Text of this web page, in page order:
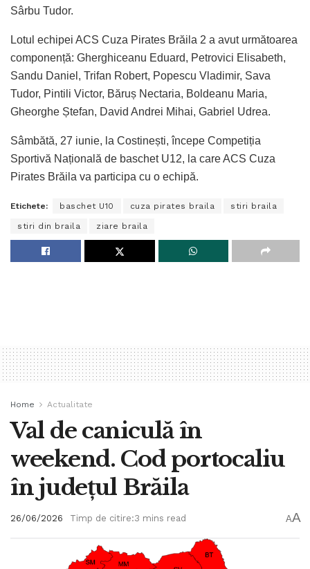
Sârbu Tudor.
Lotul echipei ACS Cuza Pirates Brăila 2 a avut următoarea
componență: Gherghiceanu Eduard, Petrovici Elisabeth,
Sandu Daniel, Trifan Robert, Popescu Vladimir, Sava
Tudor, Pintili Victor, Băruș Nectaria, Boldeanu Maria,
Gheorghe Ștefan, David Andrei Mihai, Gabriel Udrea.
Sâmbătă, 27 iunie, la Costinești, începe Competiția
Sportivă Națională de baschet U12, la care ACS Cuza
Pirates Brăila va participa cu o echipă.
Etichete: baschet U10 cuza pirates braila stiri braila
stiri din braila ziare braila
Home Actualitate
Val de caniculă în
weekend. Cod portocaliu
în județul Brăila
26/06/2026 Timp de citire:3 mins read AA